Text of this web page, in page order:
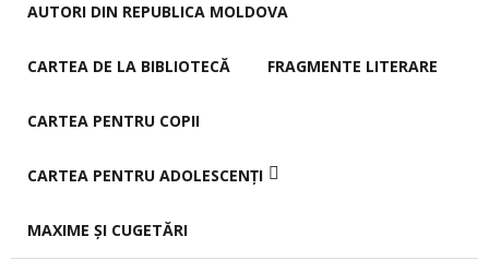
AUTORI DIN REPUBLICA MOLDOVA
CARTEA DE LA BIBLIOTECĂ FRAGMENTE LITERARE
CARTEA PENTRU COPII
CARTEA PENTRU ADOLESCENȚI
MAXIME ȘI CUGETĂRI